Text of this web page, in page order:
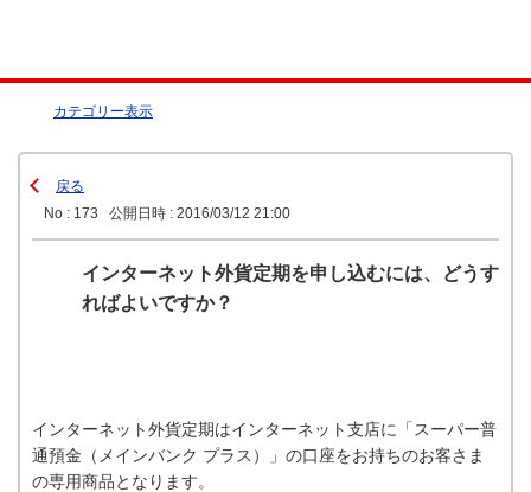
カテゴリー表示
戻る
No : 173
公開日時 : 2016/03/12 21:00
インターネット外貨定期を申し込むには、どうす
ればよいですか？
インターネット外貨定期はインターネット支店に「スーパー普
通預金（メインバンク プラス）」の口座をお持ちのお客さま
の専用商品となります。